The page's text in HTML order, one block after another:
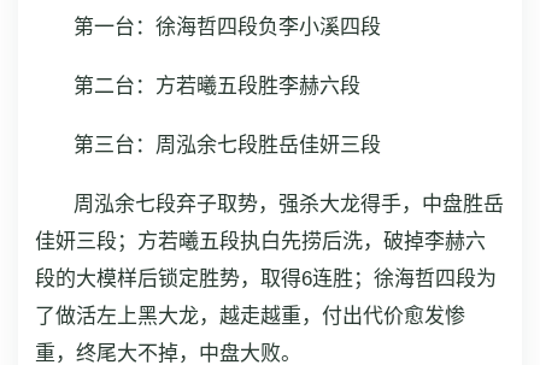
第一台：徐海哲四段负李小溪四段
第二台：方若曦五段胜李赫六段
第三台：周泓余七段胜岳佳妍三段
周泓余七段弃子取势，强杀大龙得手，中盘胜岳
佳妍三段；方若曦五段执白先捞后洗，破掉李赫六
段的大模样后锁定胜势，取得6连胜；徐海哲四段为
了做活左上黑大龙，越走越重，付出代价愈发惨
重，终尾大不掉，中盘大败。